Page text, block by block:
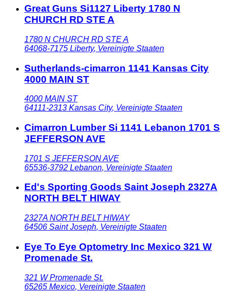
Great Guns Si1127 Liberty 1780 N
CHURCH RD STE A
1780 N CHURCH RD STE A
64068-7175 Liberty, Vereinigte Staaten
Sutherlands-cimarron 1141 Kansas City
4000 MAIN ST
4000 MAIN ST
64111-2313 Kansas City, Vereinigte Staaten
Cimarron Lumber Si 1141 Lebanon 1701 S
JEFFERSON AVE
1701 S JEFFERSON AVE
65536-3792 Lebanon, Vereinigte Staaten
Ed's Sporting Goods Saint Joseph 2327A
NORTH BELT HIWAY
2327A NORTH BELT HIWAY
64506 Saint Joseph, Vereinigte Staaten
Eye To Eye Optometry Inc Mexico 321 W
Promenade St.
321 W Promenade St.
65265 Mexico, Vereinigte Staaten